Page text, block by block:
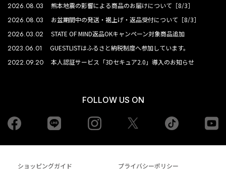
2026.08.03 熊本地震の影響による商品のお届けについて［8/3］
2026.08.03 お盆期間中の発送・裾上げ・返品受付について［8/3］
2026.03.02 STATE OF MIND返品OKキャンペーン対象商品追加
2023.06.01 GUESTLISTはふるさと納税制度へ参加しています。
2022.09.20 本人認証サービス「3Dセキュア2.0」導入のお知らせ
FOLLOW US ON
Facebook Instagram tiktok
ショッピングガイド
プライバシーポリシー